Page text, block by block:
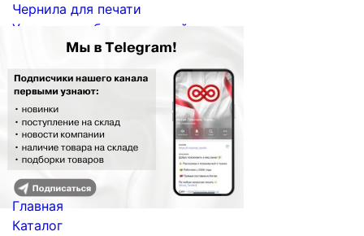
Чернила для печати
Услуги по сублимационной печати
Главная
Каталог